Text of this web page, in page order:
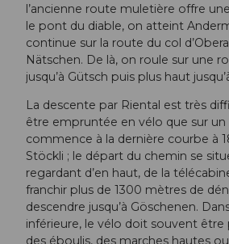
l’ancienne route muletière offre
le pont du diable, on atteint
continue sur la route du col
Nätschen. De là, on roule sur une
jusqu’à Gütsch puis plus haut
La descente par Riental est très
être empruntée en vélo que sur un
commence à la dernière courbe à
Stöckli ; le départ du chemin se
regardant d’en haut, de la
franchir plus de 1300 mètres de
descendre jusqu’à Göschenen.
inférieure, le vélo doit souvent être
des éboulis, des marches hautes